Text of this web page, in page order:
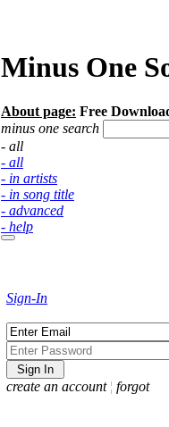
Minus One
About page: Free
minus one search
- all
- all
- in artists
- in song title
- advanced
- help
Sign-In
create an account ¦ forgot